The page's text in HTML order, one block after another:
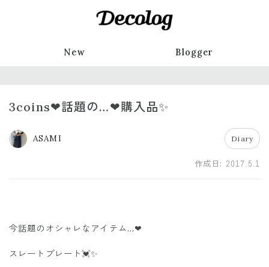
New Blogger
3coins❤話題の…❤購入品✨
ASAMI Diary
作成日: 2017.5.1
今話題のオシャレなアイテム…❤
スレートプレート💓✨